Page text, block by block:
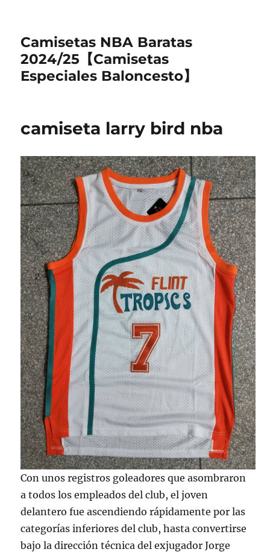
Camisetas NBA Baratas
2024/25【Camisetas
Especiales Baloncesto】
camiseta larry bird nba
Con unos registros goleadores que asombraron
a todos los empleados del club, el joven
delantero fue ascendiendo rápidamente por las
categorías inferiores del club, hasta convertirse
bajo la dirección técnica del exjugador Jorge